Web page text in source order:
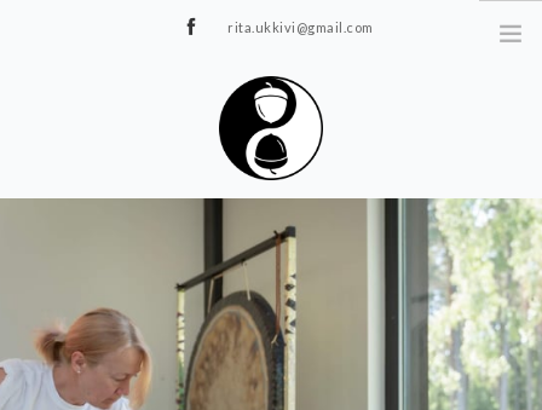
rita.ukkivi@gmail.com
TUNNIPLAAN
JOOGA/PILATES
TERAAPIA
ÜRITUSED